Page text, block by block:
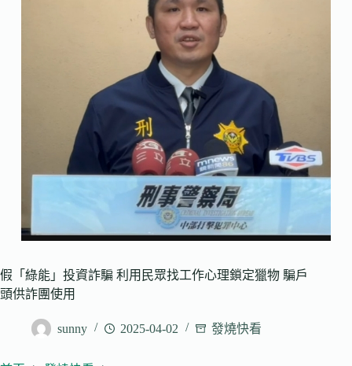
假「綠能」投資詐騙 利用民眾找工作心理鎖定獵物 騙戶
頭供詐團使用
sunny 2025-04-02 發燒快看